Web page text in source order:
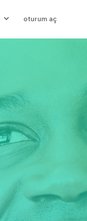
oturum aç